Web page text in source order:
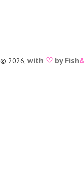
© 2026, with ♡ by Fish